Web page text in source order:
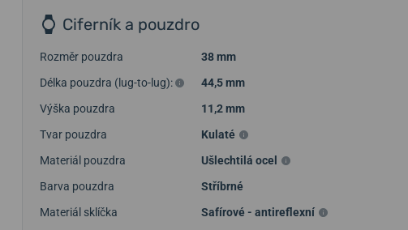
Ciferník a pouzdro
Rozměr pouzdra
38 mm
Délka pouzdra (lug-to-lug):
44,5 mm
Výška pouzdra
11,2 mm
Tvar pouzdra
Kulaté
Materiál pouzdra
Ušlechtilá ocel
Barva pouzdra
Stříbrné
Materiál sklíčka
Safírové - antireflexní